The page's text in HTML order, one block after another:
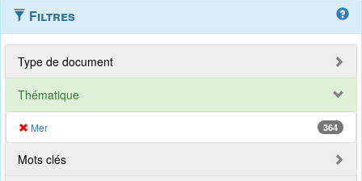
Filtres
Type de document
Thématique
Mer 364
Mots clés